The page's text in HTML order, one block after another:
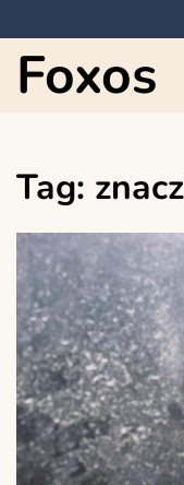
to
content
Foxos
Tag: